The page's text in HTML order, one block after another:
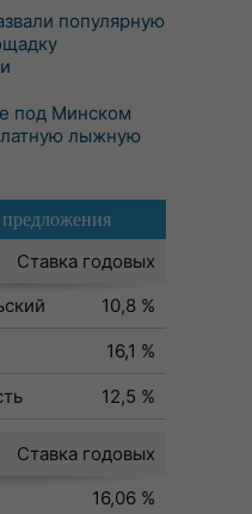
популярную
под Минском
лыжную
Ставка годовых
10,8 %
16,1 %
12,5 %
Ставка годовых
16,06 %